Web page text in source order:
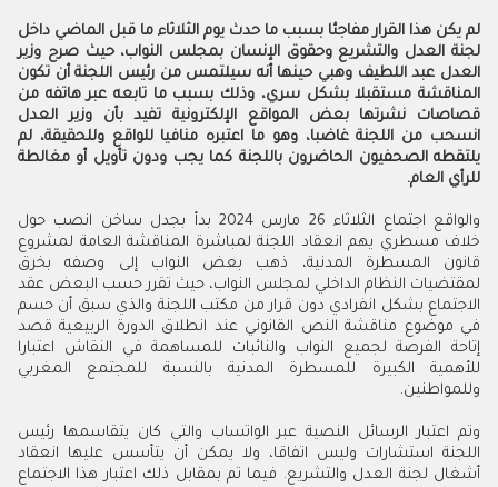
لم يكن هذا القرار مفاجئا بسبب ما حدث يوم الثلاثاء ما قبل الماضي داخل
لجنة العدل والتشريع وحقوق الإنسان بمجلس النواب، حيث صرح وزير
العدل عبد اللطيف وهبي حينها أنه سيلتمس من رئيس اللجنة أن تكون
المناقشة مستقبلا بشكل سري، وذلك بسبب ما تابعه عبر هاتفه من
قصاصات نشرتها بعض المواقع الإلكترونية تفيد بأن وزير العدل
انسحب من اللجنة غاضبا، وهو ما اعتبره منافيا للواقع وللحقيقة، لم
يلتقطه الصحفيون الحاضرون باللجنة كما يجب ودون تأويل أو مغالطة
للرأي العام.
والواقع اجتماع الثلاثاء 26 مارس 2024 بدأ بجدل ساخن انصب حول
خلاف مسطري يهم انعقاد اللجنة لمباشرة المناقشة العامة لمشروع
قانون المسطرة المدنية، ذهب بعض النواب إلى وصفه بخرق
لمقتضيات النظام الداخلي لمجلس النواب، حيث تقرر حسب البعض عقد
الاجتماع بشكل انفرادي دون قرار من مكتب اللجنة والذي سبق أن حسم
في موضوع مناقشة النص القانوني عند انطلاق الدورة الربيعية قصد
إتاحة الفرصة لجميع النواب والنائبات للمساهمة في النقاش اعتبارا
للأهمية الكبيرة للمسطرة المدنية بالنسبة للمجتمع المغربي
وللمواطنين.
وتم اعتبار الرسائل النصية عبر الواتساب والتي كان يتقاسمها رئيس
اللجنة استشارات وليس اتفاقا، ولا يمكن أن يتأسس عليها انعقاد
أشغال لجنة العدل والتشريع. فيما تم بمقابل ذلك اعتبار هذا الاجتماع